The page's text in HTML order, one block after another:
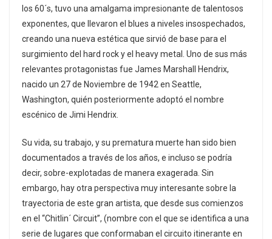
los 60´s, tuvo una amalgama impresionante de talentosos
exponentes, que llevaron el blues a niveles insospechados,
creando una nueva estética que sirvió de base para el
surgimiento del hard rock y el heavy metal. Uno de sus más
relevantes protagonistas fue James Marshall Hendrix,
nacido un 27 de Noviembre de 1942 en Seattle,
Washington, quién posteriormente adoptó el nombre
escénico de Jimi Hendrix.
Su vida, su trabajo, y su prematura muerte han sido bien
documentados a través de los años, e incluso se podría
decir, sobre-explotadas de manera exagerada. Sin
embargo, hay otra perspectiva muy interesante sobre la
trayectoria de este gran artista, que desde sus comienzos
en el “Chitlin´ Circuit”, (nombre con el que se identifica a una
serie de lugares que conformaban el circuito itinerante en